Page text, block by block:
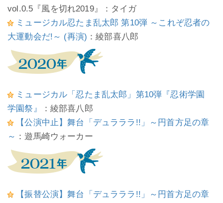
vol.0.5『風を切れ2019』：タイガ
ミュージカル忍たま乱太郎 第10弾 ～これぞ忍者の
大運動会だ!～ (再演) ：綾部喜八郎
ミュージカル「忍たま乱太郎」第10弾『忍術学園
学園祭』
：綾部喜八郎
【公演中止】舞台「デュラララ!!」～円首方足の章
～ ：遊馬崎ウォーカー
【振替公演】舞台「デュラララ!!」～円首方足の章